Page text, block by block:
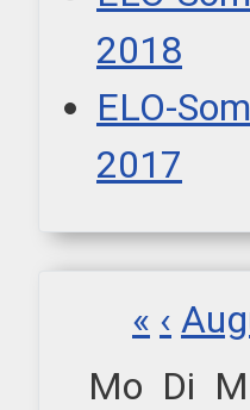
2018
ELO-
2017
« ‹
Mo Di